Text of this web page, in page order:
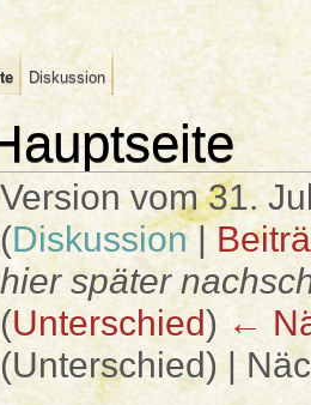
Version vom 31.
(Diskussion|
hier später
(Unterschied) ←
(Unterschied) |
zu: Navigation ,Suche
Diskussion